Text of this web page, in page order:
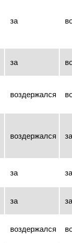
за
за
воздержался
воздержался за
за за
за за
воздержался